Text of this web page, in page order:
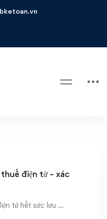
hồ sơ qua 2 bước
điện tử – xác
tử hết sức lưu …